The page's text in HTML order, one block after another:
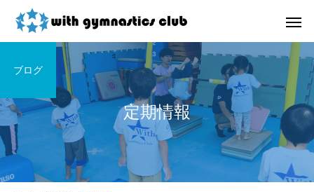
お知らせ 未分類
定期情報
ブログ